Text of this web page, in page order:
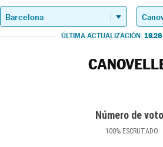
ÚLTIMA ACTUALIZACIÓN: 19.26
Número de
100% ESCRUTADO